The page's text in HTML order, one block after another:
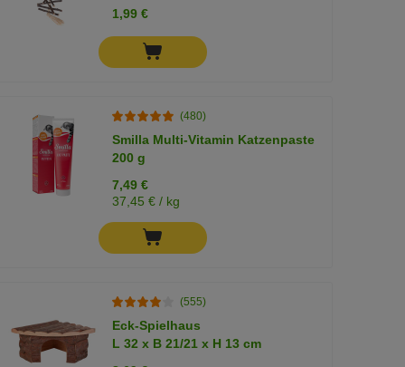
1,99 €
(480)
Smilla Multi-Vitamin Katzenpaste
200 g
7,49 €
37,45 € / kg
(555)
Eck-Spielhaus
L 32 x B 21/21 x H 13 cm